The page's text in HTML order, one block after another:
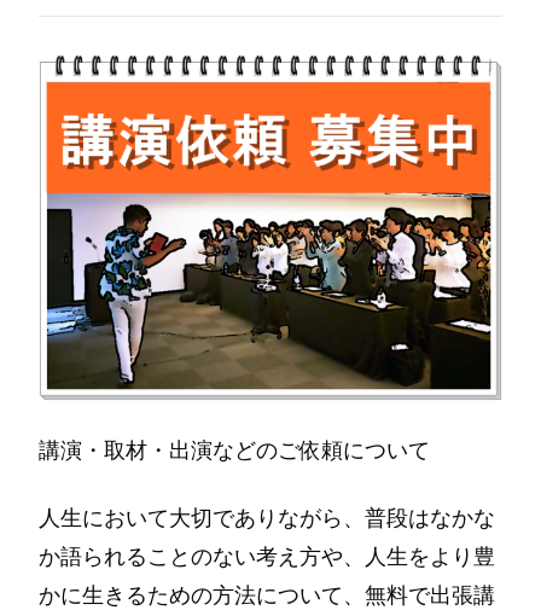
講演・取材・出演などのご依頼について
人生において大切でありながら、普段はなかな
か語られることのない考え方や、人生をより豊
かに生きるための方法について、無料で出張講